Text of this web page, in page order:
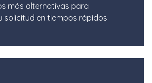
más alternativas para
solicitud en tiempos rápidos